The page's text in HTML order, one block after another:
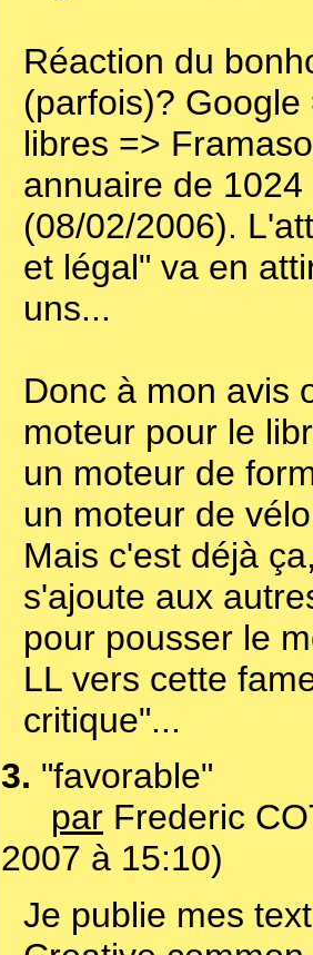
Réaction du
(parfois)? Google
libres =>
annuaire de 1024
(08/02/2006).
et légal" va en
uns...
Donc à mon avis
moteur pour le
un moteur de
un moteur de
Mais c'est déjà
s'ajoute aux
pour pousser le
LL vers cette
critique"...
3. "favorable"
par Frederic
2007 à 15:10)
Je publie mes